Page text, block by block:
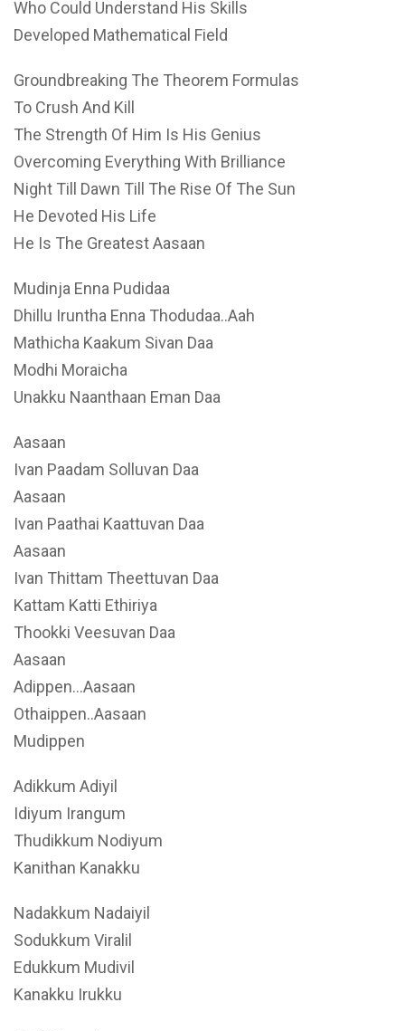
Who Could Understand His Skills
Developed Mathematical Field
Groundbreaking The Theorem Formulas
To Crush And Kill
The Strength Of Him Is His Genius
Overcoming Everything With Brilliance
Night Till Dawn Till The Rise Of The Sun
He Devoted His Life
He Is The Greatest Aasaan
Mudinja Enna Pudidaa
Dhillu Iruntha Enna Thodudaa..Aah
Mathicha Kaakum Sivan Daa
Modhi Moraicha
Unakku Naanthaan Eman Daa
Aasaan
Ivan Paadam Solluvan Daa
Aasaan
Ivan Paathai Kaattuvan Daa
Aasaan
Ivan Thittam Theettuvan Daa
Kattam Katti Ethiriya
Thookki Veesuvan Daa
Aasaan
Adippen…Aasaan
Othaippen..Aasaan
Mudippen
Adikkum Adiyil
Idiyum Irangum
Thudikkum Nodiyum
Kanithan Kanakku
Nadakkum Nadaiyil
Sodukkum Viralil
Edukkum Mudivil
Kanakku Irukku